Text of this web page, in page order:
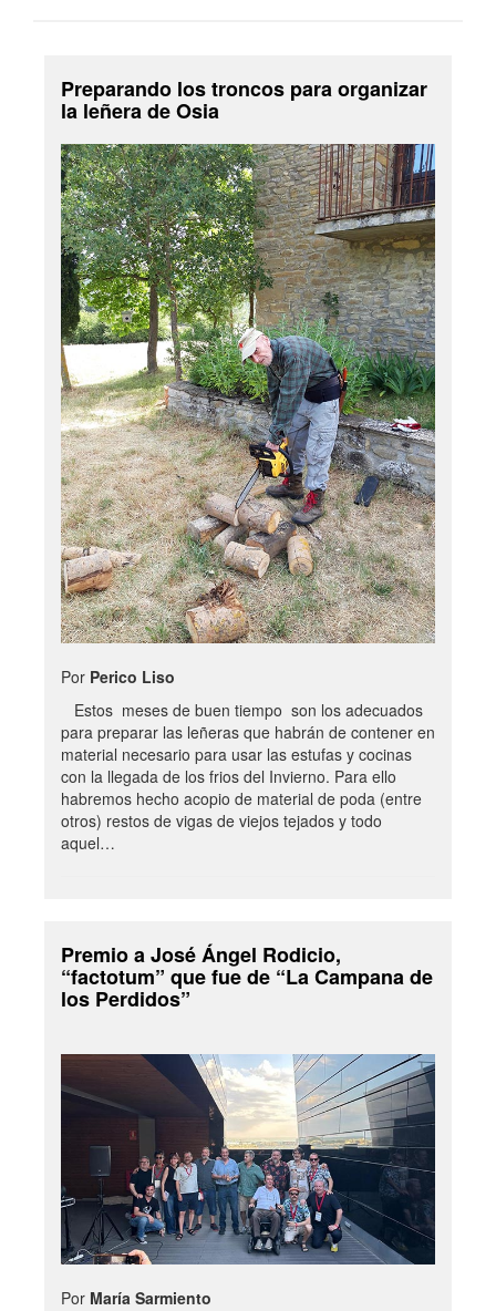
Preparando los troncos para organizar
la leñera de Osia
Por Perico Liso
Estos meses de buen tiempo son los adecuados
para preparar las leñeras que habrán de contener en
material necesario para usar las estufas y cocinas
con la llegada de los frios del Invierno. Para ello
habremos hecho acopio de material de poda (entre
otros) restos de vigas de viejos tejados y todo
aquel…
Premio a José Ángel Rodicio,
“factotum” que fue de “La Campana de
los Perdidos”
Por María Sarmiento